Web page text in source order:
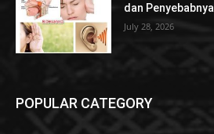
dan Penyebabnya
July 28, 2026
POPULAR CATEGORY